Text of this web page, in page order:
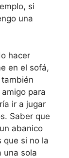
si
una
hacer
en el sofá,
para
ir a jugar
Saber que
abanico
que si no la
una sola